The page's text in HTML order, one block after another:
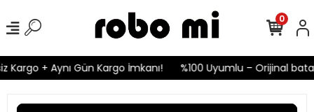
+ Aynı Gün Kargo İmkanı! %100 Uyumlu – Orijinal
0